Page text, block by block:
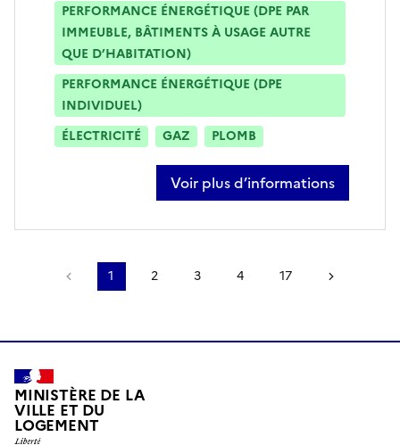
PERFORMANCE ÉNERGÉTIQUE (DPE PAR
IMMEUBLE, BÂTIMENTS À USAGE AUTRE
QUE D’HABITATION)
PERFORMANCE ÉNERGÉTIQUE (DPE
INDIVIDUEL)
ÉLECTRICITÉ
GAZ PLOMB
Voir plus d’informations
sur stéphane regenass
Page précédente
1 2 3 4 17
MINISTÈRE DE LA
VILLE ET DU
LOGEMENT